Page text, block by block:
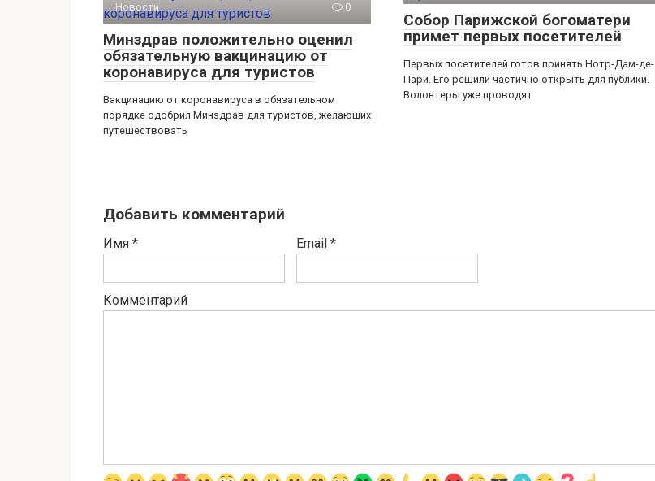
Новости 0
Минздрав положительно оценил
обязательную вакцинацию от
коронавируса для туристов
Вакцинацию от коронавируса в обязательном
порядке одобрил Минздрав для туристов, желающих
путешествовать
Собор Парижской богоматери
примет первых посетителей
Первых посетителей готов принять Нотр-Дам-де-
Пари. Его решили частично открыть для публики.
Волонтеры уже проводят
Добавить комментарий
Имя * Email *
Комментарий